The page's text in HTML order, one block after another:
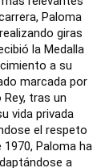
Paloma
giras
la Medalla
a su
marcada por
tras un
vida privada
el respeto
Paloma ha
a